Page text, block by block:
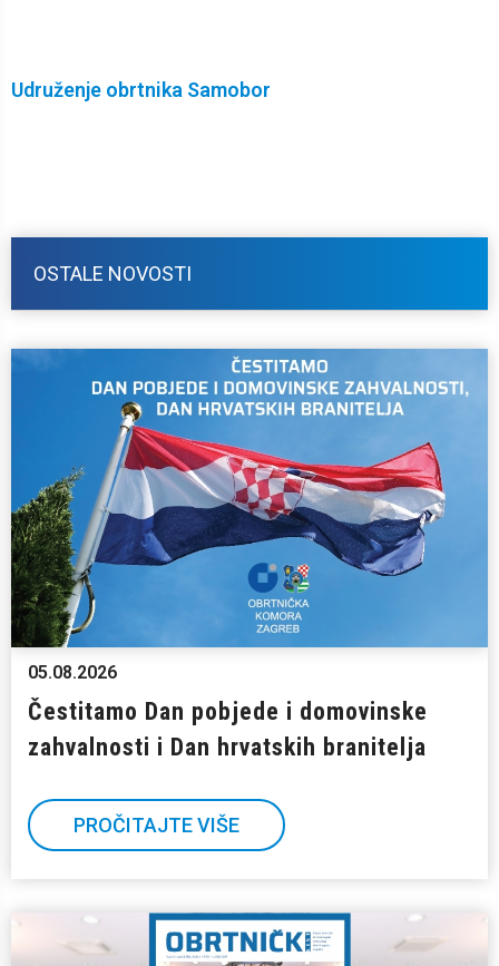
Udruženje obrtnika Samobor
OSTALE NOVOSTI
05.08.2026
Čestitamo Dan pobjede i domovinske
zahvalnosti i Dan hrvatskih branitelja
PROČITAJTE VIŠE